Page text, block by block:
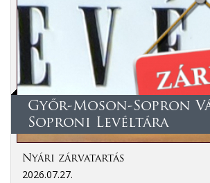
Győr-Moson-Sopron
Soproni Levéltára
Nyári zárvatartás
2026.07.27.